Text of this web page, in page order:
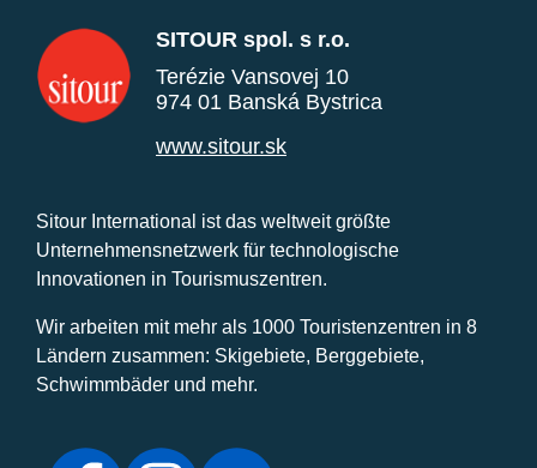
SITOUR spol. s r.o.
Terézie Vansovej 10
974 01 Banská Bystrica
www.sitour.sk
Sitour International ist das weltweit größte
Unternehmensnetzwerk für technologische
Innovationen in Tourismuszentren.
Wir arbeiten mit mehr als 1000 Touristenzentren in 8
Ländern zusammen: Skigebiete, Berggebiete,
Schwimmbäder und mehr.